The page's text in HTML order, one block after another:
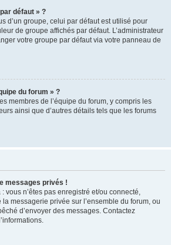
défaut » ?
d’un groupe, celui par défaut est utilisé pour
de groupe affichés par défaut. L’administrateur
votre groupe par défaut via votre panneau de
du forum » ?
membres de l’équipe du forum, y compris les
ainsi que d’autres détails tels que les forums
messages privés !
: vous n’êtes pas enregistré et/ou connecté,
la messagerie privée sur l’ensemble du forum, ou
d’envoyer des messages. Contactez